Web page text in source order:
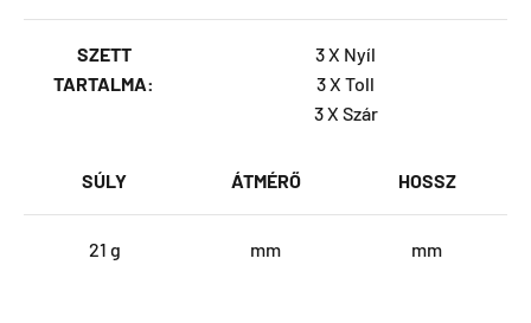
SZETT
TARTALMA:
3 X Nyíl
3 X Toll
3 X Szár
SÚLY ÁTMÉRŐ HOSSZ
21 g mm mm